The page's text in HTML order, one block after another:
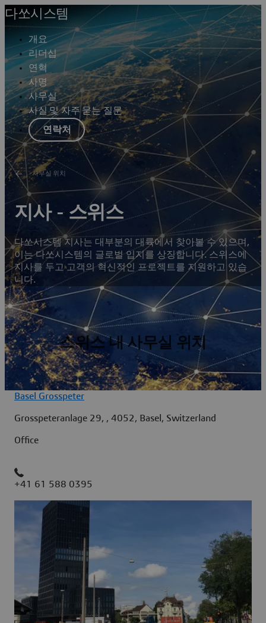
다쏘시스템
개요
리더십
연혁
사명
사무실
사실 및 자주 묻는 질문
연락처
사무실 위치
지사 - 스위스
다쏘시스템 지사는 대부분의 대륙에서 찾아볼 수 있으며,
이는 다쏘시스템의 글로벌 입지를 상징합니다. 스위스에
지사를 두고 고객의 혁신적인 프로젝트를 지원하고 있습
니다.
스위스 내 사무실 위치
Basel Grosspeter
Grosspeteranlage 29, , 4052, Basel, Switzerland
Office
+41 61 588 0395